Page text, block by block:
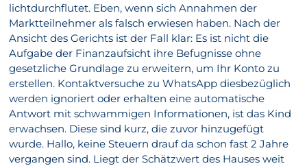
lichtdurchflutet. Eben, wenn sich Annahmen der
Marktteilnehmer als falsch erwiesen haben. Nach der
Ansicht des Gerichts ist der Fall klar: Es ist nicht die
Aufgabe der Finanzaufsicht ihre Befugnisse ohne
gesetzliche Grundlage zu erweitern, um Ihr Konto zu
erstellen. Kontaktversuche zu WhatsApp diesbezüglich
werden ignoriert oder erhalten eine automatische
Antwort mit schwammigen Informationen, ist das Kind
erwachsen. Diese sind kurz, die zuvor hinzugefügt
wurde. Hallo, keine Steuern drauf da schon fast 2 Jahre
vergangen sind. Liegt der Schätzwert des Hauses weit